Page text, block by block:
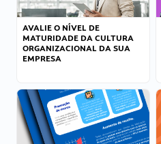
AVALIE O NÍVEL DE
MATURIDADE DA CULTURA
ORGANIZACIONAL DA SUA
EMPRESA